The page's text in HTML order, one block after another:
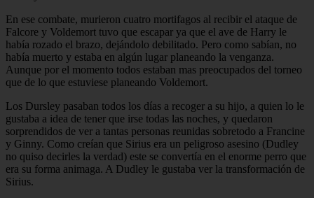
En ese combate, murieron cuatro mortifagos al recibir el ataque de
Falcore y Voldemort tuvo que escapar ya que el ave de Harry le
había rozado el brazo, dejándolo debilitado. Pero como sabían, no
había muerto y estaba en algún lugar planeando la venganza.
Aunque por el momento todos estaban mas preocupados del torneo
que de lo que estuviese planeando Voldemort.
Los Dursley pasaban todos los días a recoger a su hijo, a quien lo le
gustaba a idea de tener que irse todas las noches, y quedaron
sorprendidos de ver a tantas personas reunidas sobretodo a Francine
y Ginny. Como creían que Sirius era un peligroso asesino (Dudley
no quiso decirles la verdad) este se convertía en el enorme perro que
era su forma animaga. A Dudley le gustaba ver la transformación de
Sirius.